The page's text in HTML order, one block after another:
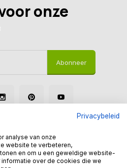
onze
Abonneer
Policy
Privacybeleid
analyse van onze
website te verbeteren,
en om u een geweldige website-
over de cookies die we